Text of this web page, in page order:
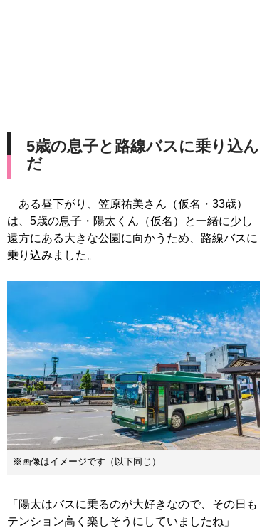
5歳の息子と路線バスに乗り込ん
だ
ある昼下がり、笠原祐美さん（仮名・33歳）
は、5歳の息子・陽太くん（仮名）と一緒に少し
遠方にある大きな公園に向かうため、路線バスに
乗り込みました。
※画像はイメージです（以下同じ）
「陽太はバスに乗るのが大好きなので、その日も
テンション高く楽しそうにしていましたね」